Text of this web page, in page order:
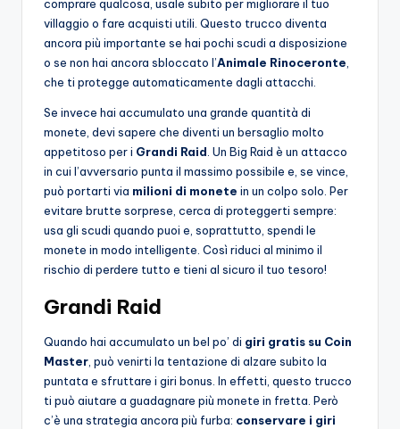
comprare qualcosa, usale subito per migliorare il tuo
villaggio o fare acquisti utili. Questo trucco diventa
ancora più importante se hai pochi scudi a disposizione
o se non hai ancora sbloccato l’Animale Rinoceronte
che ti protegge automaticamente dagli attacchi.
Se invece hai accumulato una grande quantità di
monete, devi sapere che diventi un bersaglio molto
appetitoso per i Grandi Raid . Un Big Raid è un attacco
in cui l’avversario punta il massimo possibile e, se vince,
può portarti via milioni di monete in un colpo solo. Per
evitare brutte sorprese, cerca di proteggerti sempre:
usa gli scudi quando puoi e, soprattutto, spendi le
monete in modo intelligente. Così riduci al minimo il
rischio di perdere tutto e tieni al sicuro il tuo tesoro!
Grandi Raid
Quando hai accumulato un bel po’ di giri gratis su Coin
Master , può venirti la tentazione di alzare subito la
puntata e sfruttare i giri bonus. In effetti, questo trucco
ti può aiutare a guadagnare più monete in fretta. Però
c’è una strategia ancora più furba: conservare i giri